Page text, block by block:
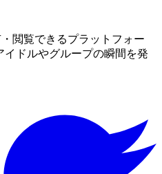
閲覧できるプラットフォー
イドルやグループの瞬間を発